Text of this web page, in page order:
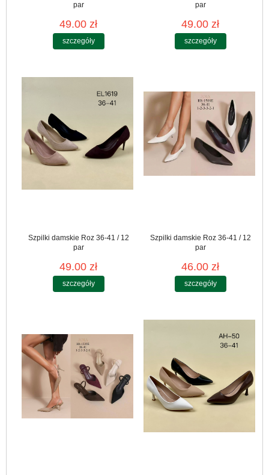
par
49.00 zł
szczegóły
par
49.00 zł
szczegóły
Szpilki damskie Roz 36-41 / 12
par
49.00 zł
szczegóły
Szpilki damskie Roz 36-41 / 12
par
46.00 zł
szczegóły